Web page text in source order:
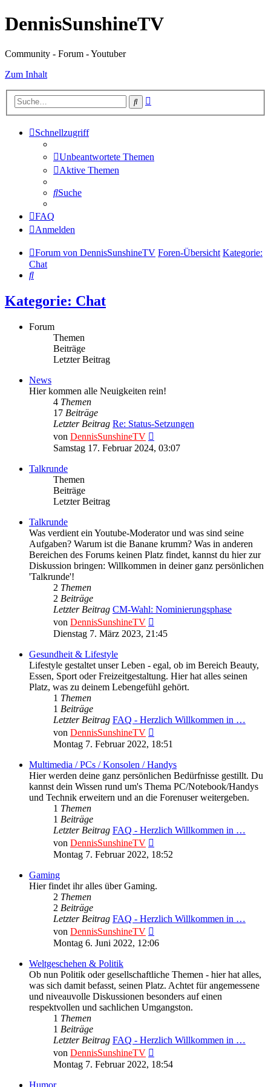
DennisSunshineTV
Community - Forum - Youtuber
Zum Inhalt
Suche
Schnellzugriff
Unbeantwortete Themen
Aktive Themen
Suche
FAQ
Anmelden
Forum von DennisSunshineTV Foren-Übersicht Kategorie:
Chat
Suche
Kategorie: Chat
Forum
Themen
Beiträge
Letzter Beitrag
News
Hier kommen alle Neuigkeiten rein!
4 Themen
17 Beiträge
Letzter Beitrag Re: Status-Setzungen
von DennisSunshineTV
Beitrag
Samstag 17. Februar 2024, 03:07
Talkrunde
Themen
Beiträge
Letzter Beitrag
Talkrunde
Was verdient ein Youtube-Moderator und was sind seine
Aufgaben? Warum ist die Banane krumm? Was in anderen
Bereichen des Forums keinen Platz findet, kannst du hier zur
Diskussion bringen: Willkommen in deiner ganz persönlichen
'Talkrunde'!
2 Themen
2 Beiträge
Letzter Beitrag CM-Wahl: Nominierungsphase
von DennisSunshineTV
Beitrag
Dienstag 7. März 2023, 21:45
Gesundheit & Lifestyle
Lifestyle gestaltet unser Leben - egal, ob im Bereich Beauty,
Essen, Sport oder Freizeitgestaltung. Hier hat alles seinen
Platz, was zu deinem Lebengefühl gehört.
1 Themen
1 Beiträge
Letzter Beitrag FAQ - Herzlich Willkommen in …
von DennisSunshineTV
Beitrag
Montag 7. Februar 2022, 18:51
Multimedia / PCs / Konsolen / Handys
Hier werden deine ganz persönlichen Bedürfnisse gestillt. Du
kannst dein Wissen rund um's Thema PC/Notebook/Handys
und Technik erweitern und an die Forenuser weitergeben.
1 Themen
1 Beiträge
Letzter Beitrag FAQ - Herzlich Willkommen in …
von DennisSunshineTV
Beitrag
Montag 7. Februar 2022, 18:52
Gaming
Hier findet ihr alles über Gaming.
2 Themen
2 Beiträge
Letzter Beitrag FAQ - Herzlich Willkommen in …
von DennisSunshineTV
Beitrag
Montag 6. Juni 2022, 12:06
Weltgeschehen & Politik
Ob nun Politik oder gesellschaftliche Themen - hier hat alles,
was sich damit befasst, seinen Platz. Achtet für angemessene
und niveauvolle Diskussionen besonders auf einen
respektvollen und sachlichen Umgangston.
1 Themen
1 Beiträge
Letzter Beitrag FAQ - Herzlich Willkommen in …
von DennisSunshineTV
Beitrag
Montag 7. Februar 2022, 18:54